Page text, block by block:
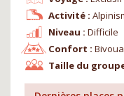
Niveau : Difficile
Confort :
Activité :
Taille du